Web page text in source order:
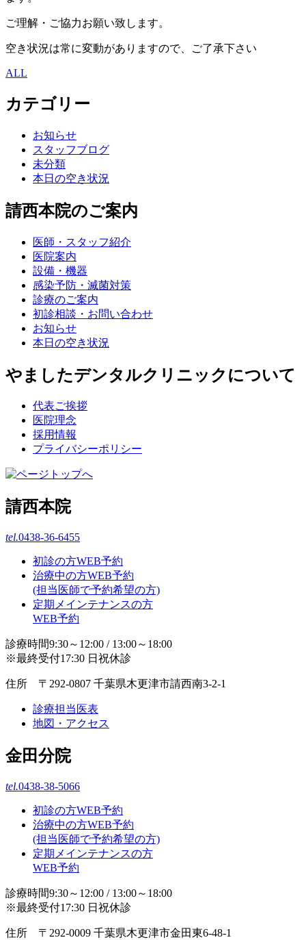
ご理解・ご協力お願い致します。
空き状況は常に変動がありますので、ご了承下さい
ALL
カテゴリー
お知らせ
スタッフブログ
未分類
本日の空き状況
請西本院のご案内
医師・スタッフ紹介
医院案内
設備・機器
感染予防・滅菌対策
診療のご案内
初診相談・お問い合わせ
お知らせ
本日の空き状況
やましたデンタルクリニックについて
代表ご挨拶
医院理念
採用情報
プライバシーポリシー
請西本院
tel.0438-36-6455
初診の方WEB予約
治療中の方WEB予約
(担当医師で予約希望の方)
定期メインテナンスの方
WEB予約
診療時間9:30～12:00 / 13:00～18:00
※最終受付17:30 日祝休診
住所 〒292-0807 千葉県木更津市請西南3-2-1
診療担当医表
地図・アクセス
金田分院
tel.0438-38-5066
初診の方WEB予約
治療中の方WEB予約
(担当医師で予約希望の方)
定期メインテナンスの方
WEB予約
診療時間9:30～12:00 / 13:00～18:00
※最終受付17:30 日祝休診
住所 〒292-0009 千葉県木更津市金田東6-48-1